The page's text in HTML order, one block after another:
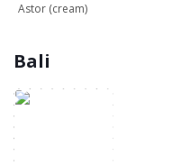
Astor (cream)
Bali